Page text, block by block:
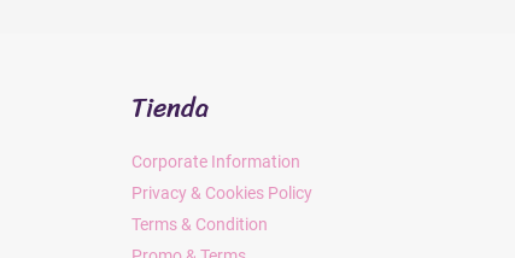
Tienda
Corporate Information
Privacy & Cookies Policy
Terms & Condition